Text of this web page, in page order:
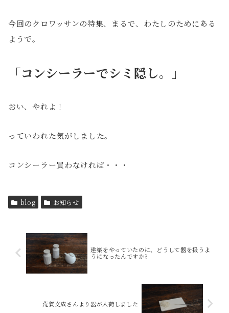
今回のクロワッサンの特集、まるで、わたしのためにある
ようで。
「コンシーラーでシミ隠し。」
おい、やれよ！
っていわれた気がしました。
コンシーラー買わなければ・・・
blog お知らせ
建築をやっていたのに、どうして器を扱うよ
うになったんですか?
荒賀文成さんより器が入荷しました